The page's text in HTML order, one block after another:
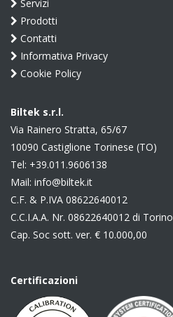
Servizi
Prodotti
Contatti
Informativa Privacy
Cookie Policy
Biltek s.r.l.
Via Rainero Stratta, 65/67
10090 Castiglione Torinese (TO)
Tel: +39.011.9606138
Mail: info@biltek.it
C.F. & P.IVA 08622640012
C.C.I.A.A. Nr. 08622640012 di Torino
Cap. Soc sott. ver. € 10.000,00
Certificazioni